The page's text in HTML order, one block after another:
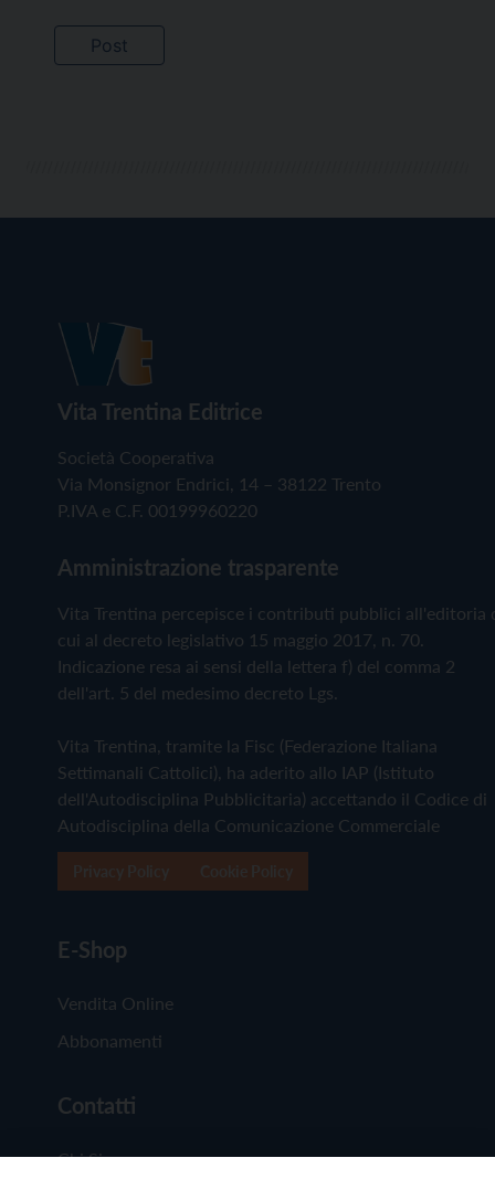
Vita Trentina Editrice
Società Cooperativa
Via Monsignor Endrici, 14 – 38122 Trento
P.IVA e C.F. 00199960220
Amministrazione trasparente
Vita Trentina percepisce i contributi pubblici all'editoria
cui al decreto legislativo 15 maggio 2017, n. 70.
Indicazione resa ai sensi della lettera f) del comma 2
dell'art. 5 del medesimo decreto Lgs.
Vita Trentina, tramite la Fisc (Federazione Italiana
Settimanali Cattolici), ha aderito allo IAP (Istituto
dell'Autodisciplina Pubblicitaria) accettando il Codice di
Autodisciplina della Comunicazione Commerciale
E-Shop
Vendita Online
Abbonamenti
Contatti
Chi Siamo